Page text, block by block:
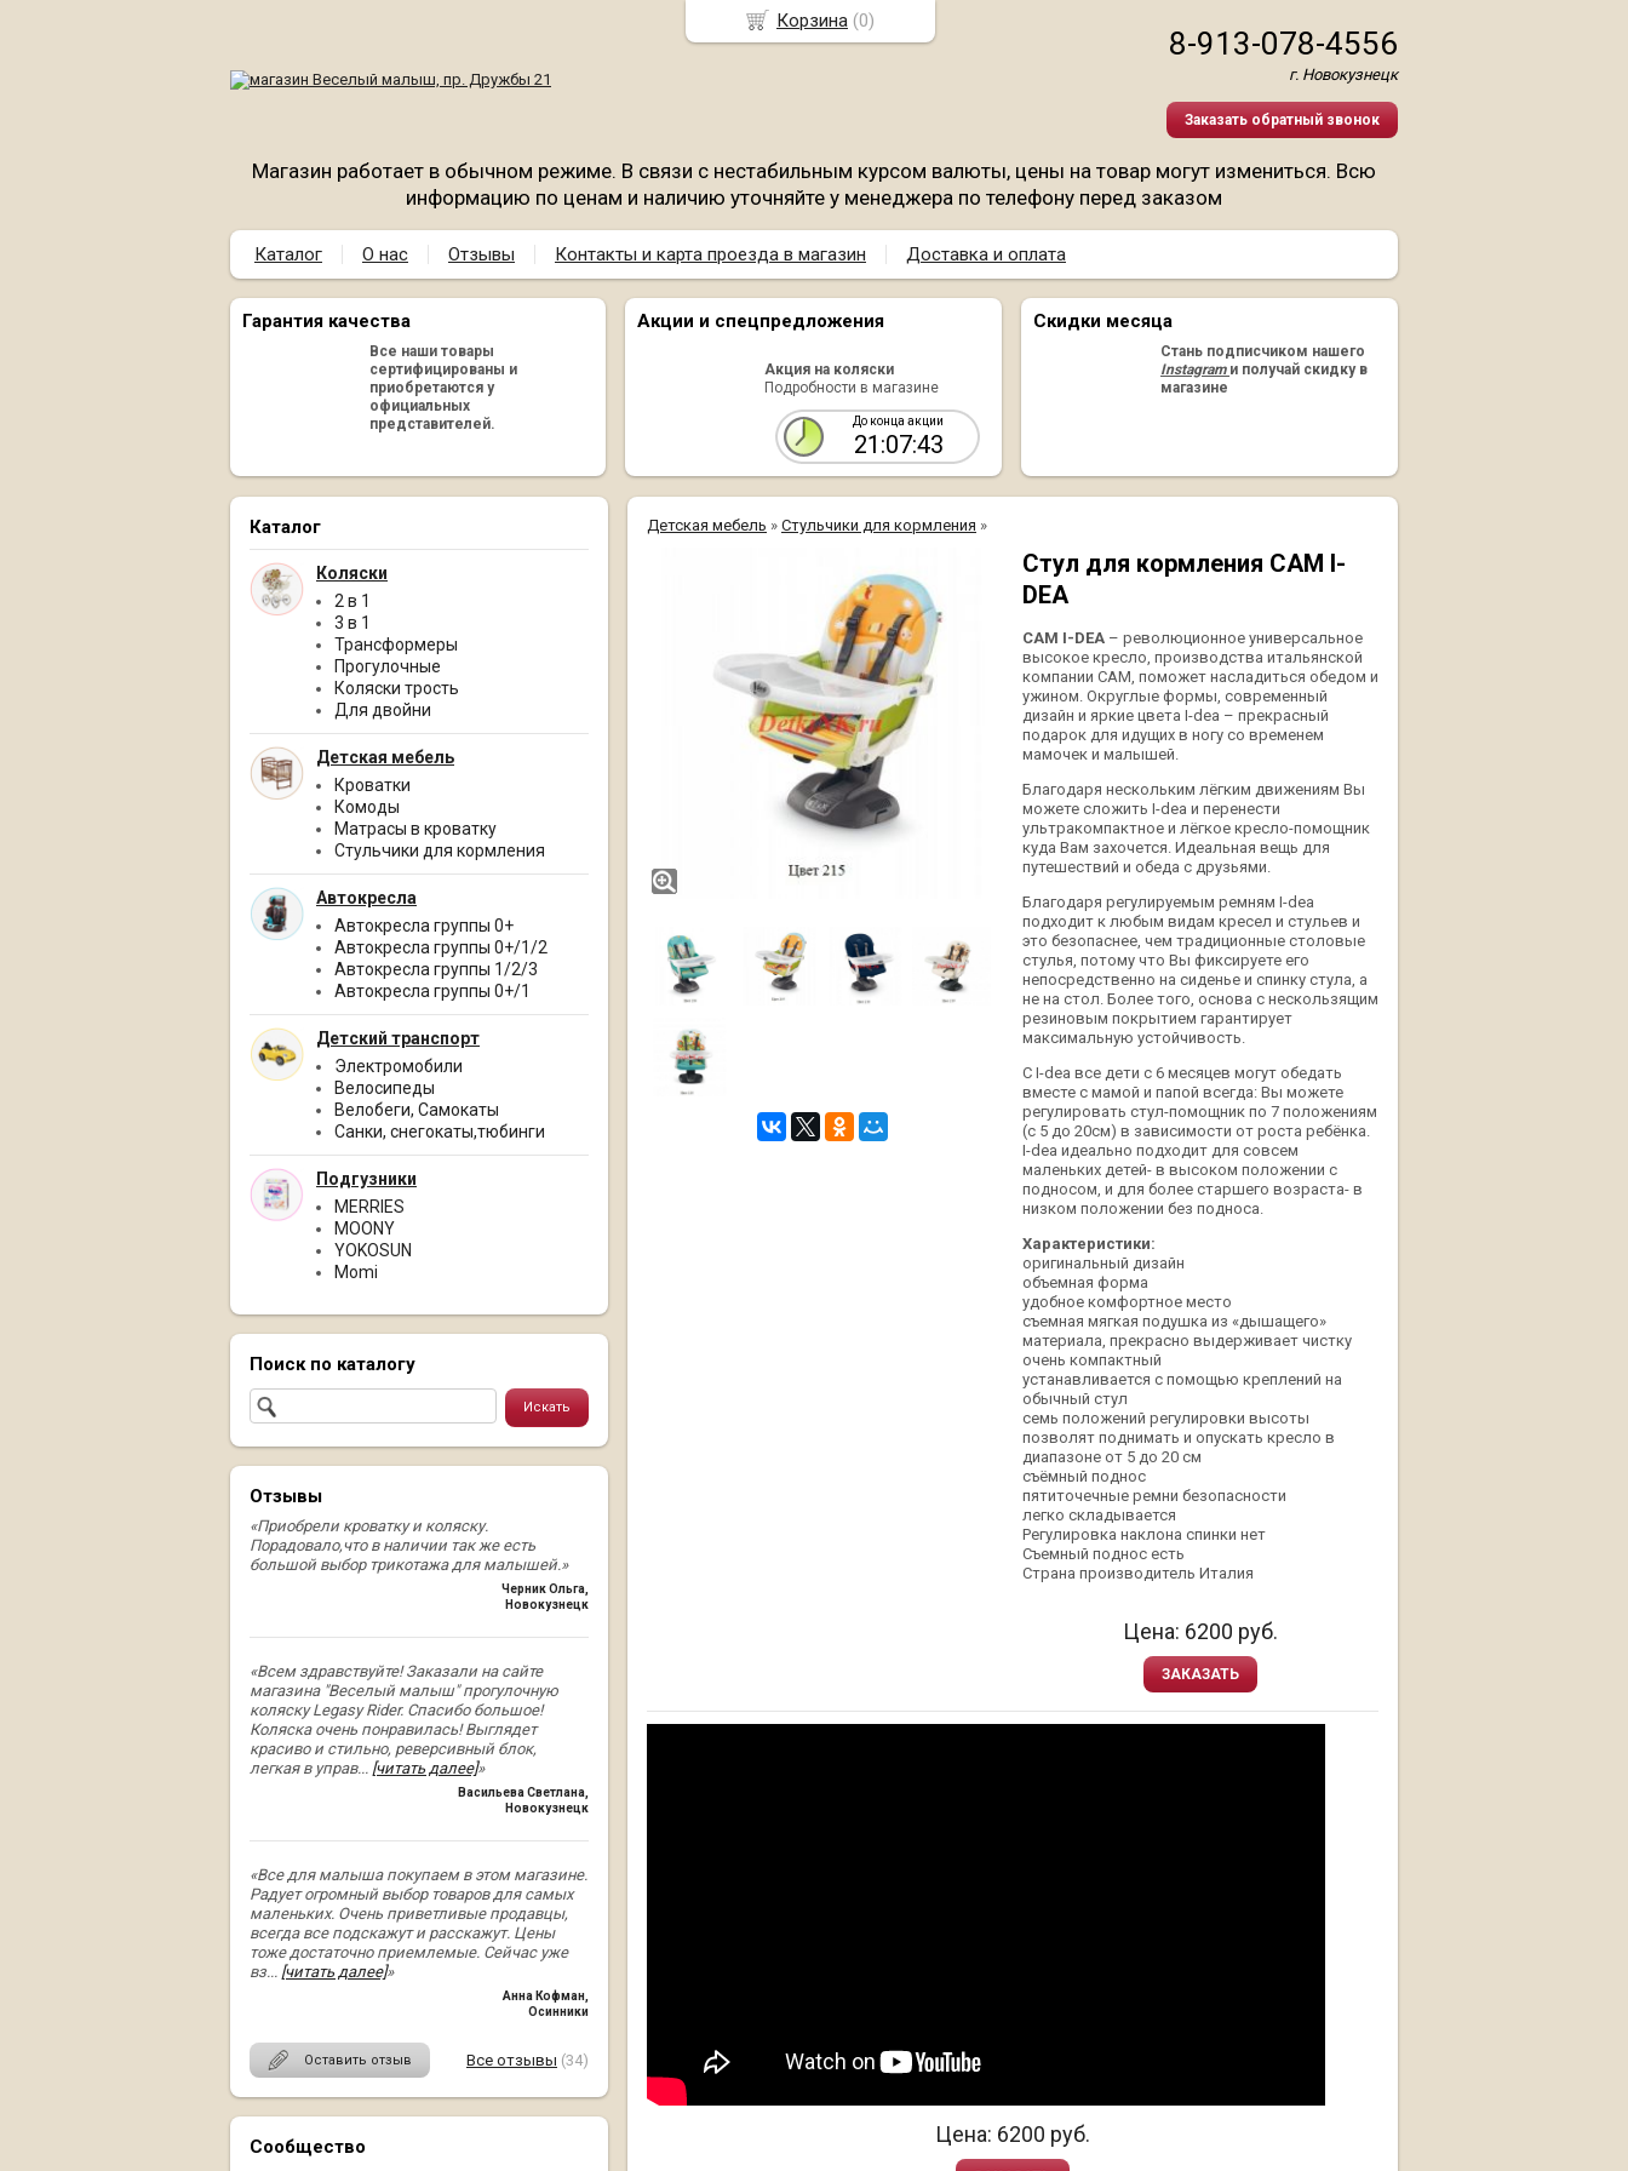
8-913-078-4556
г. Новокузнецк
Заказать обратный звонок
Магазин работает в обычном режиме. В связи с нестабильным курсом валюты, цены на товар могут измениться. Всю
информацию по ценам и наличию уточняйте у менеджера по телефону перед заказом
Каталог О нас Отзывы Контакты и карта проезда в магазин Доставка и оплата
Гарантия качества
Все наши товары
сертифицированы и
приобретаются у
официальных
представителей.
Акции и спецпредложения
Акция на коляски
Подробности в магазине
До конца акции
21:07:42
Скидки месяца
Стань подписчиком нашего
Instagram и получай скидку в
магазине
Каталог
Коляски
2 в 1
3 в 1
Трансформеры
Прогулочные
Коляски трость
Для двойни
Детская мебель
Кроватки
Комоды
Матрасы в кроватку
Стульчики для кормления
Автокресла
Автокресла группы 0+
Автокресла группы 0+/1/2
Автокресла группы 1/2/3
Автокресла группы 0+/1
Детский транспорт
Электромобили
Велосипеды
Велобеги, Самокаты
Санки, снегокаты,тюбинги
Подгузники
MERRIES
MOONY
YOKOSUN
Momi
Поиск по каталогу
Отзывы
«Приобрели кроватку и коляску.
Порадовало,что в наличии так же есть
большой выбор трикотажа для малышей.»
Черник Ольга
Новокузнецк
«Всем здравствуйте! Заказали на сайте
магазина "Веселый малыш" прогулочную
коляску Legasy Rider. Спасибо большое!
Коляска очень понравилась! Выглядет
красиво и стильно, реверсивный блок,
легкая в управ... [читать далее]»
Васильева Светлана
Новокузнецк
«Все для малыша покупаем в этом магазине.
Радует огромный выбор товаров для самых
маленьких. Очень приветливые продавцы,
всегда все подскажут и расскажут. Цены
тоже достаточно приемлемые. Сейчас уже
вз... [читать далее]»
Анна Кофман
Осинники
Оставить отзыв Все отзывы (34)
Сообщество
Детская мебель » Стульчики для кормления »
Стул для кормления CAM I-
DEA
CAM I-DEA – революционное универсальное
высокое кресло, производства итальянской
компании CAM, поможет насладиться обедом и
ужином. Округлые формы, современный
дизайн и яркие цвета I-dea – прекрасный
подарок для идущих в ногу со временем
мамочек и малышей.
Благодаря нескольким лёгким движениям Вы
можете сложить I-dea и перенести
ультракомпактное и лёгкое кресло-помощник
куда Вам захочется. Идеальная вещь для
путешествий и обеда с друзьями.
Благодаря регулируемым ремням I-dea
подходит к любым видам кресел и стульев и
это безопаснее, чем традиционные столовые
стулья, потому что Вы фиксируете его
непосредственно на сиденье и спинку стула, а
не на стол. Более того, основа с нескользящим
резиновым покрытием гарантирует
максимальную устойчивость.
С I-dea все дети с 6 месяцев могут обедать
вместе с мамой и папой всегда: Вы можете
регулировать стул-помощник по 7 положениям
(с 5 до 20см) в зависимости от роста ребёнка.
I-dea идеально подходит для совсем
маленьких детей- в высоком положении с
подносом, и для более старшего возраста- в
низком положении без подноса.
Характеристики:
оригинальный дизайн
объемная форма
удобное комфортное место
съемная мягкая подушка из «дышащего»
материала, прекрасно выдерживает чистку
очень компактный
устанавливается с помощью креплений на
обычный стул
семь положений регулировки высоты
позволят поднимать и опускать кресло в
диапазоне от 5 до 20 см
съёмный поднос
пятиточечные ремни безопасности
легко складывается
Регулировка наклона спинки нет
Съемный поднос есть
Страна производитель Италия
Цена: 6200 руб.
ЗАКАЗАТЬ
Цена: 6200 руб.
Корзина (0)